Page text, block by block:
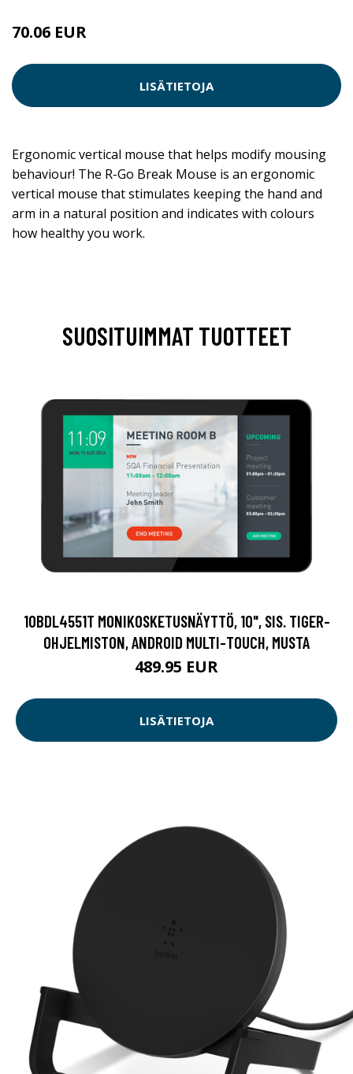
70.06 EUR
LISÄTIETOJA
Ergonomic vertical mouse that helps modify mousing
behaviour! The R-Go Break Mouse is an ergonomic
vertical mouse that stimulates keeping the hand and
arm in a natural position and indicates with colours
how healthy you work.
SUOSITUIMMAT TUOTTEET
10BDL4551T MONIKOSKETUSNÄYTTÖ, 10", SIS. TIGER-
OHJELMISTON, ANDROID MULTI-TOUCH, MUSTA
489.95 EUR
LISÄTIETOJA